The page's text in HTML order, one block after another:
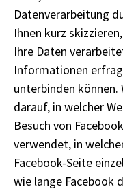
Datenverarbeitung
Ihnen kurz
Ihre Daten
Informationen
unterbinden können.
darauf, in welcher
Besuch von
verwendet, in
Facebook-Seite
wie lange Facebook